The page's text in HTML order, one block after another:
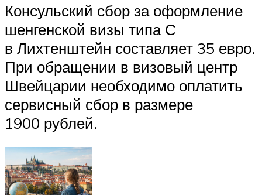
Консульский сбор за оформление
шенгенской визы типа С
в Лихтенштейн составляет 35 евро.
При обращении в визовый центр
Швейцарии необходимо оплатить
сервисный сбор в размере
1900 рублей.